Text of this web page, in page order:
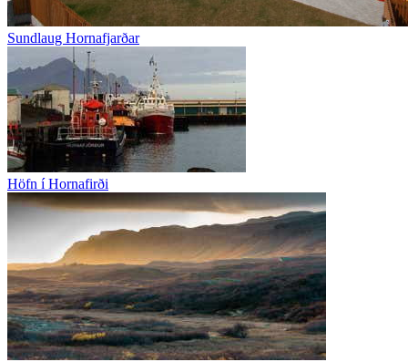
Sundlaug Hornafjarðar
Höfn í Hornafirði